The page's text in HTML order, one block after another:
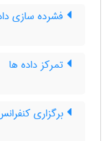
فشرده سازی
تمرکز داده ها
برگزاری